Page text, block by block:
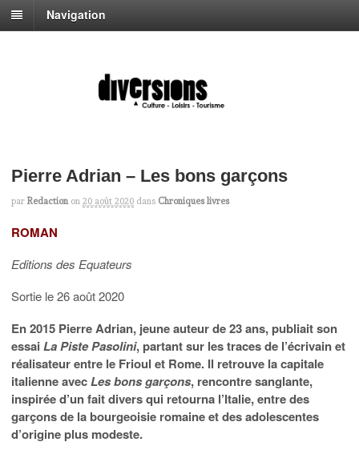
Navigation
Pierre Adrian – Les bons garçons
par Redaction on 20 août 2020 dans Chroniques livres
ROMAN
Editions des Equateurs
Sortie le 26 août 2020
En 2015 Pierre Adrian, jeune auteur de 23 ans, publiait son
essai La Piste Pasolini, partant sur les traces de l’écrivain et
réalisateur entre le Frioul et Rome. Il retrouve la capitale
italienne avecLes bons garçons, rencontre sanglante,
inspirée d’un fait divers qui retourna l’Italie, entre des
garçons de la bourgeoisie romaine et des adolescentes
d’origine plus modeste.